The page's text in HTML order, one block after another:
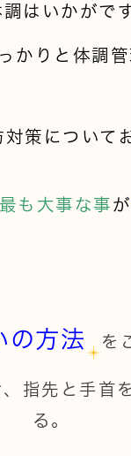
はいかがで
かりと体調
策について
も大事な事 が
の方法 を
指先と手首
る。